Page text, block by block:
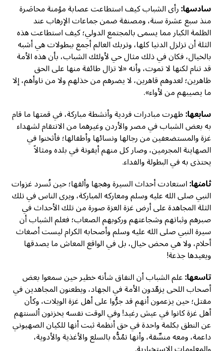
سادسها:رأى الشباب كيف استطاعت عصابة مؤمنة محاصَرة
منذ سبع عشرة سنة، ومصنفة ضمن جماعات الإرهاب عند
الظلمة الكبار مما يسمى بالمجتمع الدولي؛ كيف استطاعت هذه
الثلة أن تزلزل الدنيا كلها، وتربك العالم أجمع ببطولات هي أشبه
بالخيال، فكان في ذلك مثال حي لأولئك الشباب، بأن هذه الأمة
قد تنام لكنها لا تموت، وأنه «لا تزال طائفة منها على الحق
ظاهرين؛ لعدوهم قاهرين، لا يضرهم من خذلهم ولا من ناوأهم، إلا
ما يصيبهم من لأواء».
سابعها:ظهرت مبادرات فردية وأنشطة مباركة، في قمتها ما قام
به بعض الشباب في مصر والأردن وغيرهما من الانتقام لشهداء
غزة والمستضعفين من رجالها ونسائها وأطفالها؛ فأثخنوا في
الصهاينة المجرمين، وصار كل منهم أيقونة في بلده ومثالاً
يحتذى به في البطولة والفداء.
ثامنها:استعادت أحداث السيرة وهجها وألقها؛ حين تُسرد غزوات
النبي صلى الله عليه وسلم ومعاركه المباركة، ويرى الناس في تلك
الثلة المجاهدة على أرض غزة العزة صورة من تلك الأحداث في
صبرهم وثباتهم وشجاعتهم وركوبهم الصعاب؛ فعلم الشباب أن
سيرة النبي صلى الله عليه وسلم وأصحابه الكرام ليست أضغاث
أحلام، ولا هي محض خيال، بل في الواقع المعاش ما يصدقها
ويعيدها جذعة!
تاسعها:علم الشباب أن النفاق شأنه خطير حين سمعوا بعض
أصحاب اللحى يزهّدون الأمة في الجهاد، ويطعنون المجاهدين في
مقتل؛ حين يزعمون أنهم قد جرُّوا على أهل غزة الويلات، وكأن
أهل غزة كانوا في عيش رغيد! وفي الوقت نفسه يخزنون ألسنتهم
عن النطق بكلمة واحدة في حق أنظمة ثبت أنها للكيان الصهيوني
داعمة، ومعه منسِّقة، وأنها تمُدُّه بالسلع والأغذية والأدوية،